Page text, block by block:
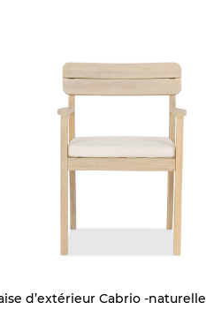
d’extérieur Cabrio -naturelle